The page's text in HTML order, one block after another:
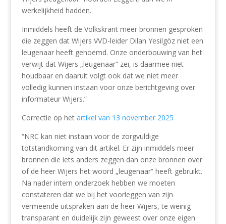
werkelijkheid hadden.
Inmiddels heeft de Volkskrant meer bronnen gesproken
die zeggen dat Wijers VVD-leider Dilan Yesilgöz niet een
leugenaar heeft genoemd. Onze onderbouwing van het
verwijt dat Wijers „leugenaar” zei, is daarmee niet
houdbaar en daaruit volgt ook dat we niet meer
volledig kunnen instaan voor onze berichtgeving over
informateur Wijers.”
Correctie op het artikel van 13 november 2025
“NRC kan niet instaan voor de zorgvuldige
totstandkoming van dit artikel. Er zijn inmiddels meer
bronnen die iets anders zeggen dan onze bronnen over
of de heer Wijers het woord „leugenaar” heeft gebruikt.
Na nader intern onderzoek hebben we moeten
constateren dat we bij het voorleggen van zijn
vermeende uitspraken aan de heer Wijers, te weinig
transparant en duidelijk zijn geweest over onze eigen